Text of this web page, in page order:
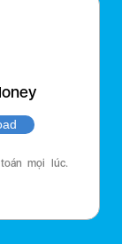
mọi lúc.